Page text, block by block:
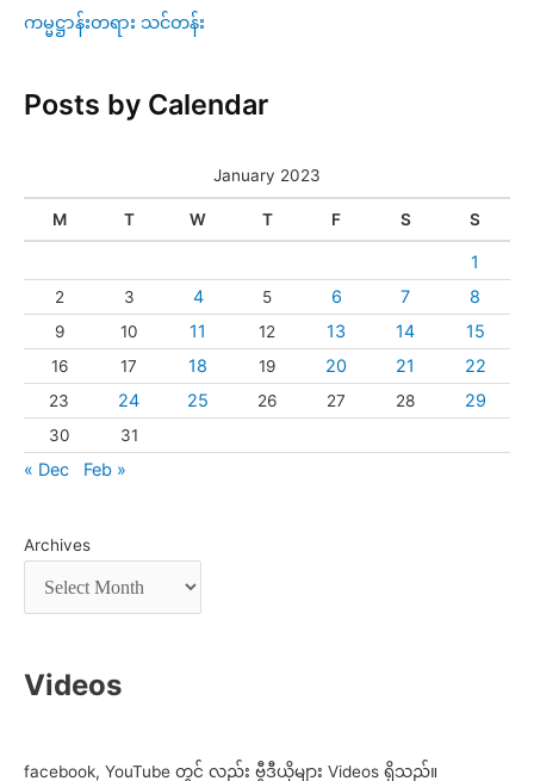
ကမ္မဋ္ဌာန်းတရား သင်တန်း
Posts by Calendar
January 2023
M T W T F S S
1
2 3 4 5 6 7 8
9 10 11 12 13 14 15
16 17 18 19 20 21 22
23 24 25 26 27 28 29
30 31
« Dec Feb »
Archives
Videos
facebook, YouTube တွင် လည်း ဗွီဒီယိုများ Videos ရှိသည်။